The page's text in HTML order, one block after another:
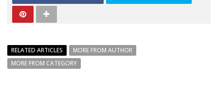
RELATED ARTICLES
MORE FROM AUTHOR
MORE FROM CATEGORY